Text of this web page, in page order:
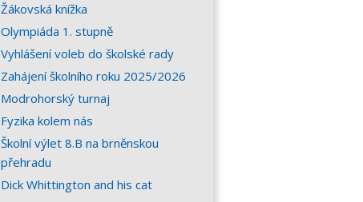
Žákovská knížka
Olympiáda 1. stupně
Vyhlášení voleb do školské rady
Zahájení školního roku 2025/2026
Modrohorský turnaj
Fyzika kolem nás
Školní výlet 8.B na brněnskou
přehradu
Dick Whittington and his cat